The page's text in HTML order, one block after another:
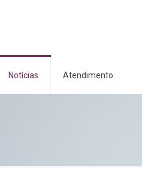
Notícias Atendimento